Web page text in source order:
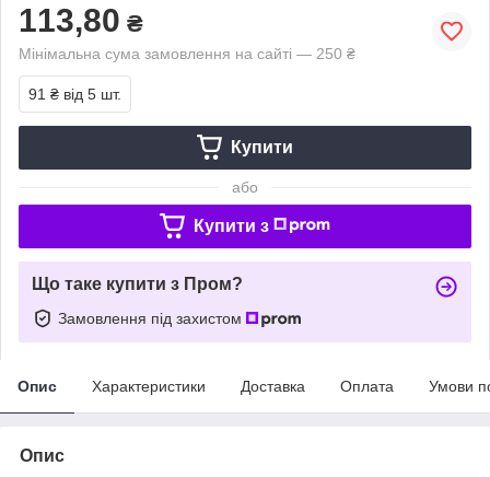
113,80 ₴
Мінімальна сума замовлення на сайті — 250 ₴
91 ₴ від 5 шт.
Купити
або
Купити з
Що таке купити з Пром?
Замовлення під захистом
Опис Характеристики Доставка Оплата Умови
Опис